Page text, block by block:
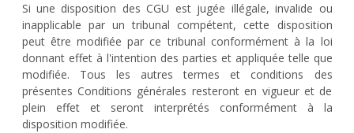
Si une disposition des CGU est jugée illégale, invalide ou
inapplicable par un tribunal compétent, cette disposition
peut être modifiée par ce tribunal conformément à la loi
donnant effet à l'intention des parties et appliquée telle que
modifiée. Tous les autres termes et conditions des
présentes Conditions générales resteront en vigueur et de
plein effet et seront interprétés conformément à la
disposition modifiée.